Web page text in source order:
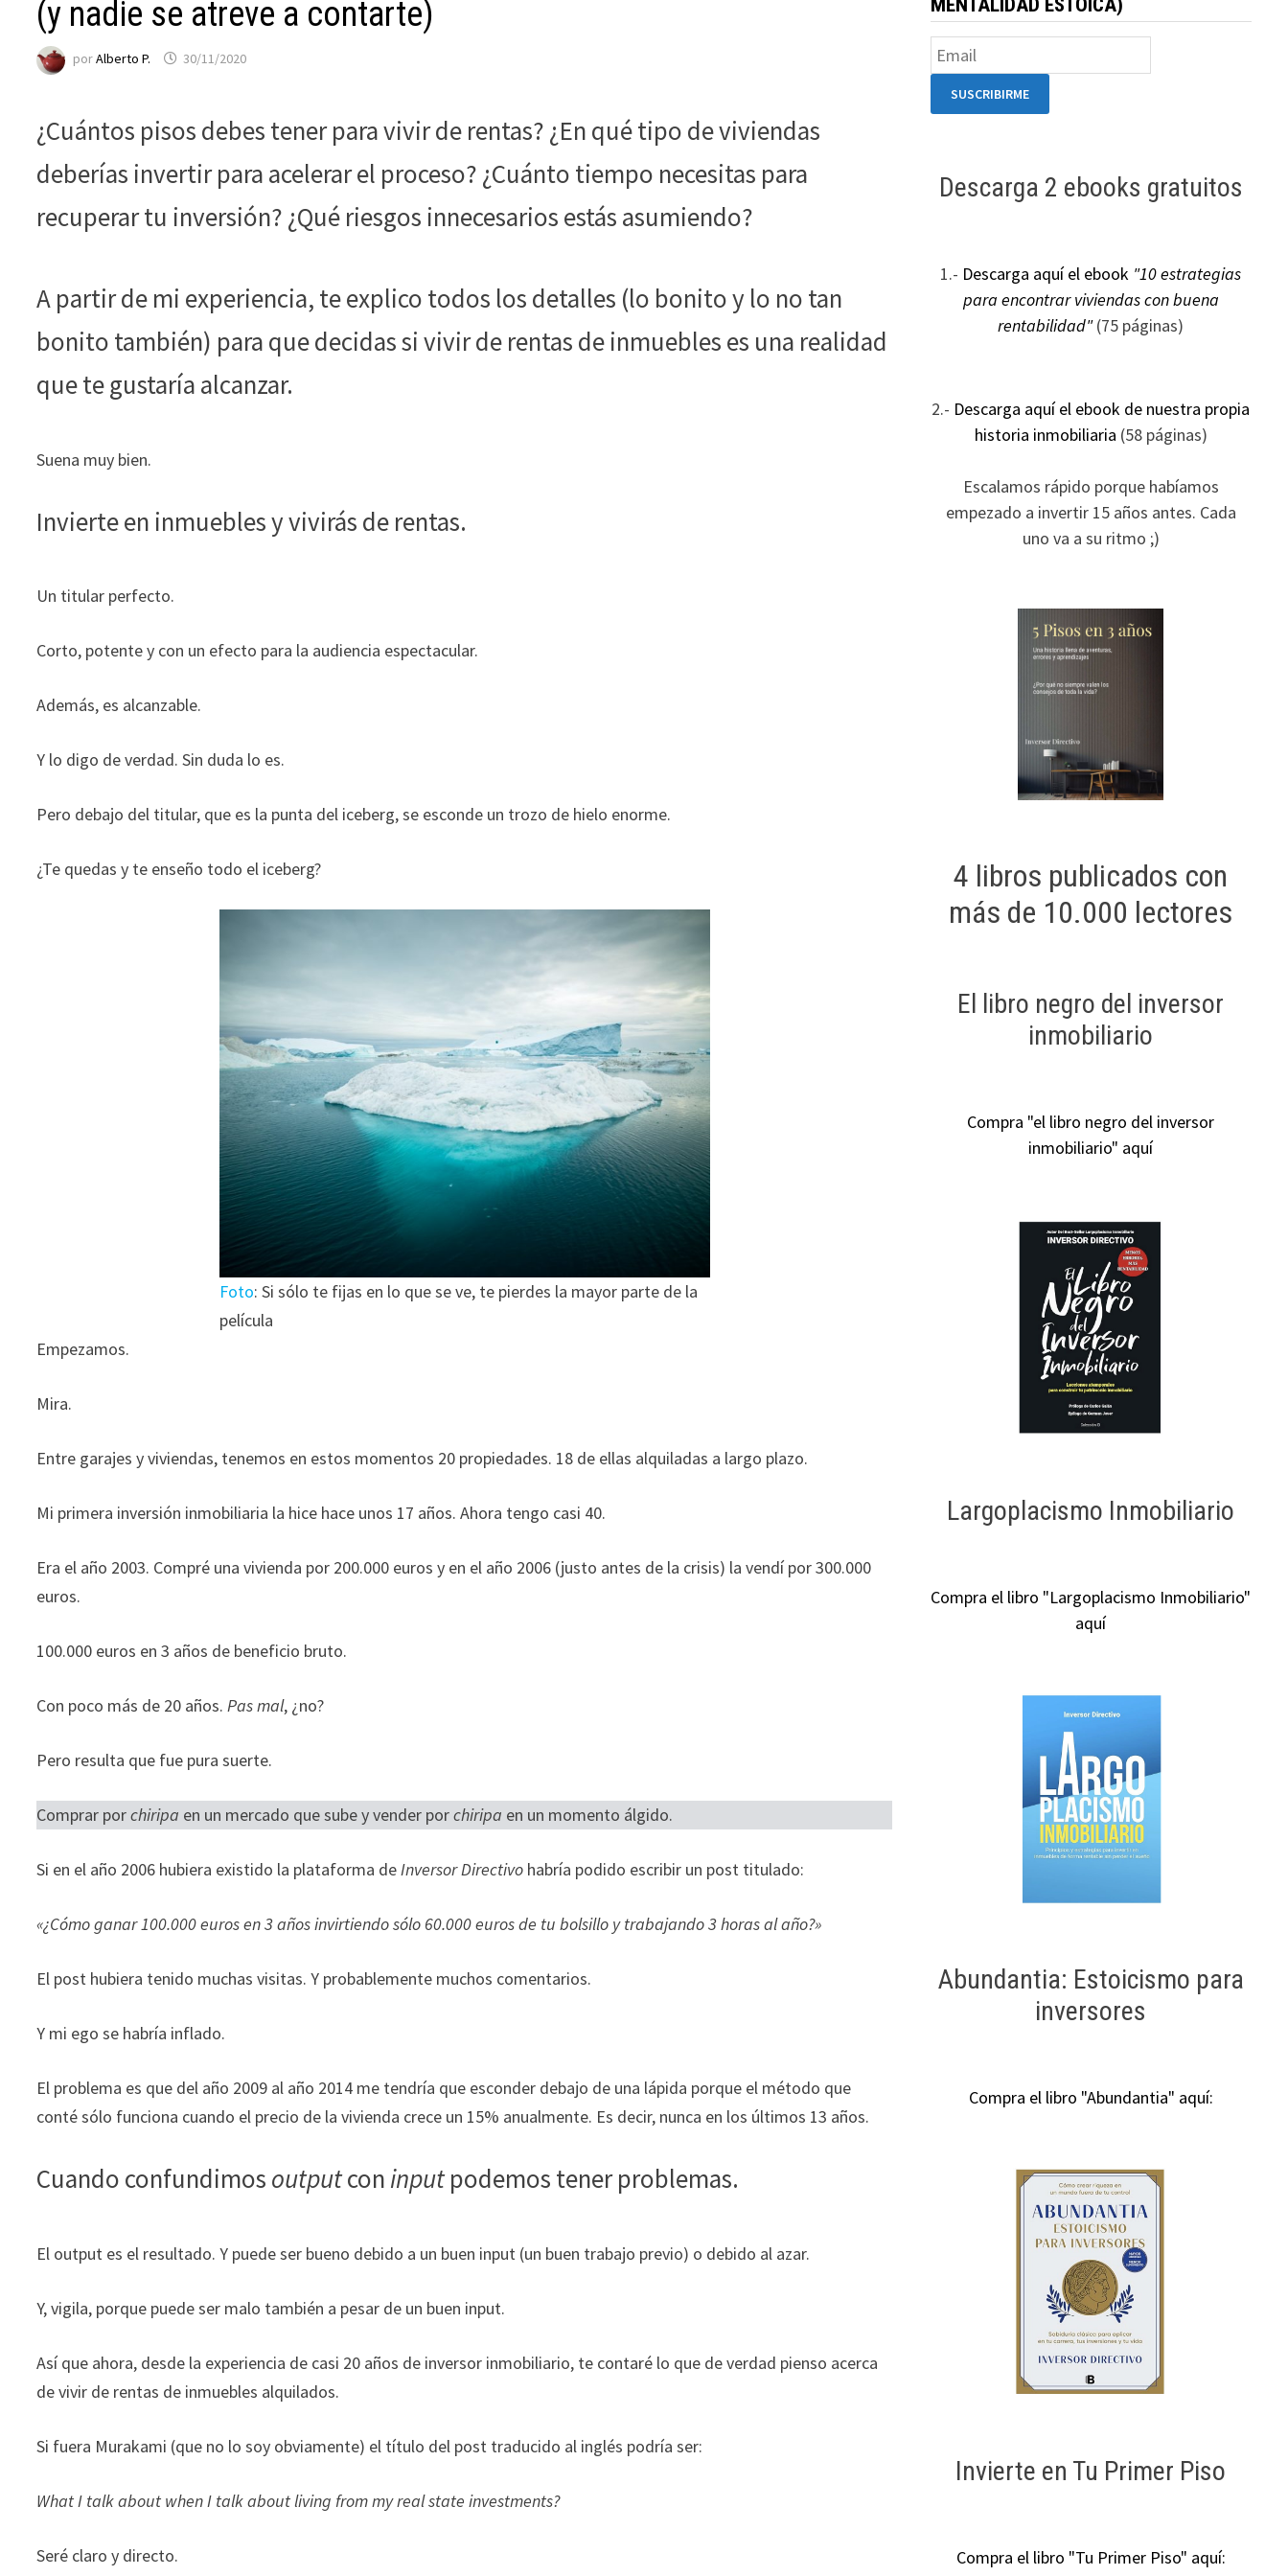
(y nadie se atreve a contarte)
porAlberto P. 30/11/2020
¿Cuántos pisos debes tener para vivir de rentas? ¿En qué tipo de viviendas
deberías invertir para acelerar el proceso? ¿Cuánto tiempo necesitas para
recuperar tu inversión? ¿Qué riesgos innecesarios estás asumiendo?
A partir de mi experiencia, te explico todos los detalles (lo bonito y lo no tan
bonito también) para que decidas si vivir de rentas de inmuebles es una realidad
que te gustaría alcanzar.
Suena muy bien.
Invierte en inmuebles y vivirás de rentas.
Un titular perfecto.
Corto, potente y con un efecto para la audiencia espectacular.
Además, es alcanzable.
Y lo digo de verdad. Sin duda lo es.
Pero debajo del titular, que es la punta del iceberg, se esconde un trozo de hielo enorme.
¿Te quedas y te enseño todo el iceberg?
Foto: Si sólo te fijas en lo que se ve, te pierdes la mayor parte de la
película
Empezamos.
Mira.
Entre garajes y viviendas, tenemos en estos momentos 20 propiedades. 18 de ellas alquiladas a largo plazo.
Mi primera inversión inmobiliaria la hice hace unos 17 años. Ahora tengo casi 40.
Era el año 2003. Compré una vivienda por 200.000 euros y en el año 2006 (justo antes de la crisis) la vendí por 300.000
euros.
100.000 euros en 3 años de beneficio bruto.
Con poco más de 20 años.Pas mal, ¿no?
Pero resulta que fue pura suerte.
Comprar porchiripa en un mercado que sube y vender porchiripa en un momento álgido.
Si en el año 2006 hubiera existido la plataforma deInversor Directivo habría podido escribir un post titulado:
«¿Cómo ganar 100.000 euros en 3 años invirtiendo sólo 60.000 euros de tu bolsillo y trabajando 3 horas al año?»
El post hubiera tenido muchas visitas. Y probablemente muchos comentarios.
Y mi ego se habría inflado.
El problema es que del año 2009 al año 2014 me tendría que esconder debajo de una lápida porque el método que
conté sólo funciona cuando el precio de la vivienda crece un 15% anualmente. Es decir, nunca en los últimos 13 años.
Cuando confundimos outputcon inputpodemos tener problemas.
El output es el resultado. Y puede ser bueno debido a un buen input (un buen trabajo previo) o debido al azar.
Y, vigila, porque puede ser malo también a pesar de un buen input.
Así que ahora, desde la experiencia de casi 20 años de inversor inmobiliario, te contaré lo que de verdad pienso acerca
de vivir de rentas de inmuebles alquilados.
Si fuera Murakami (que no lo soy obviamente) el título del post traducido al inglés podría ser:
What I talk about when I talk about living from my real state investments?
Seré claro y directo.
MENTALIDAD ESTOICA)
Descarga 2 ebooks gratuitos
1.- Descarga aquí el ebook "10 estrategias
para encontrar viviendas con buena
rentabilidad"(75 páginas)
2.- Descarga aquí el ebook de nuestra propia
historia inmobiliaria (58 páginas)
Escalamos rápido porque habíamos
empezado a invertir 15 años antes. Cada
uno va a su ritmo ;)
4 libros publicados con
más de 10.000 lectores
El libro negro del inversor
inmobiliario
Compra "el libro negro del inversor
inmobiliario" aquí
Largoplacismo Inmobiliario
Compra el libro "Largoplacismo Inmobiliario"
aquí
Abundantia: Estoicismo para
inversores
Compra el libro "Abundantia" aquí:
Invierte en Tu Primer Piso
Compra el libro "Tu Primer Piso" aquí:
web.
Para que
podamos
mejorar la
funcionalidad
de la web, en
Experiencia
nuestra web
funcione lo
durante tu
visita. Si
cookies,
de la web.
Al compartir tus
intereses y
mientras visitas
aumentas la
posibilidad de
ofertas